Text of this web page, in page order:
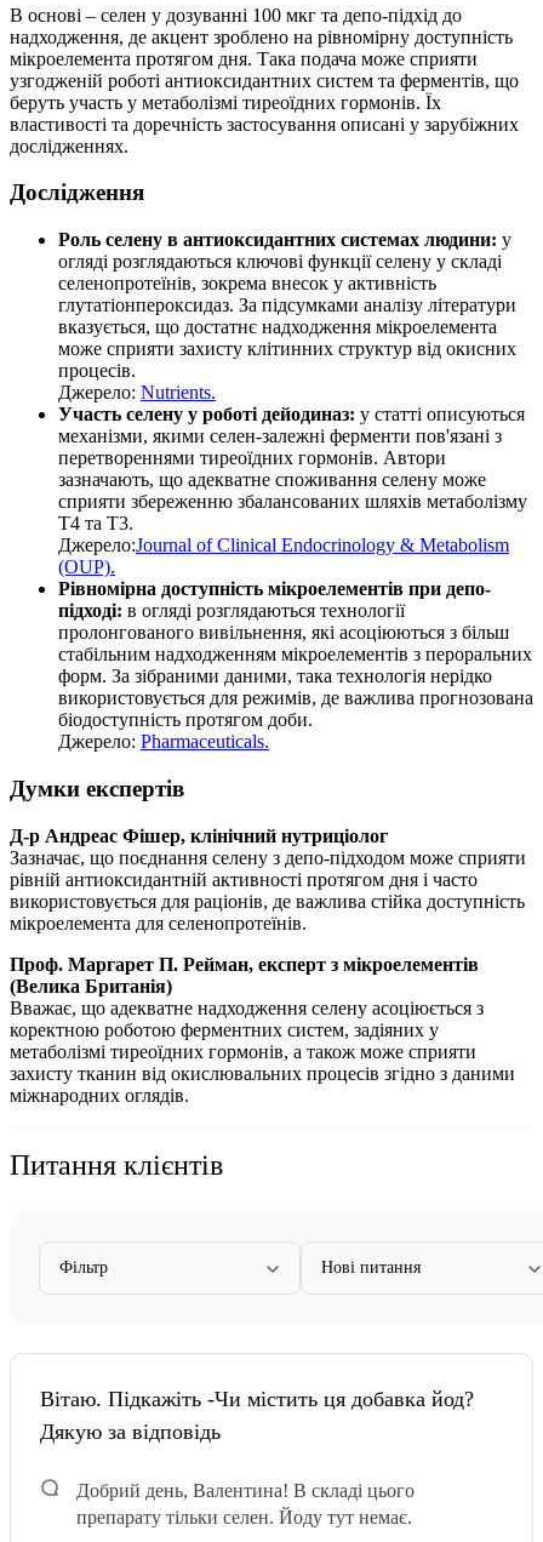
В основі – селен у дозуванні 100 мкг та депо-підхід до
надходження, де акцент зроблено на рівномірну доступність
мікроелемента протягом дня. Така подача може сприяти
узгодженій роботі антиоксидантних систем та ферментів, що
беруть участь у метаболізмі тиреоїдних гормонів. Їх
властивості та доречність застосування описані у зарубіжних
дослідженнях.
Дослідження
Роль селену в антиоксидантних системах людини: у
огляді розглядаються ключові функції селену у складі
селенопротеїнів, зокрема внесок у активність
глутатіонпероксидаз. За підсумками аналізу літератури
вказується, що достатнє надходження мікроелемента
може сприяти захисту клітинних структур від окисних
процесів.
Джерело: Nutrients.
Участь селену у роботі дейодиназ: у статті описуються
механізми, якими селен-залежні ферменти пов'язані з
перетвореннями тиреоїдних гормонів. Автори
зазначають, що адекватне споживання селену може
сприяти збереженню збалансованих шляхів метаболізму
Т4 та Т3.
Джерело:Journal of Clinical Endocrinology & Metabolism
(OUP).
Рівномірна доступність мікроелементів при депо-
підході: в огляді розглядаються технології
пролонгованого вивільнення, які асоціюються з більш
стабільним надходженням мікроелементів з пероральних
форм. За зібраними даними, така технологія нерідко
використовується для режимів, де важлива прогнозована
біодоступність протягом доби.
Джерело: Pharmaceuticals.
Думки експертів
Д-р Андреас Фішер, клінічний нутриціолог
Зазначає, що поєднання селену з депо-підходом може сприяти
рівній антиоксидантній активності протягом дня і часто
використовується для раціонів, де важлива стійка доступність
мікроелемента для селенопротеїнів.
Проф. Маргарет П. Рейман, експерт з мікроелементів
(Велика Британія)
Вважає, що адекватне надходження селену асоціюється з
коректною роботою ферментних систем, задіяних у
метаболізмі тиреоїдних гормонів, а також може сприяти
захисту тканин від окислювальних процесів згідно з даними
міжнародних оглядів.
Питання клієнтів
Фільтр Нові питання
Вітаю. Підкажіть -Чи містить ця добавка йод?
Дякую за відповідь
Добрий день, Валентина! В складі цього
препарату тільки селен. Йоду тут немає.